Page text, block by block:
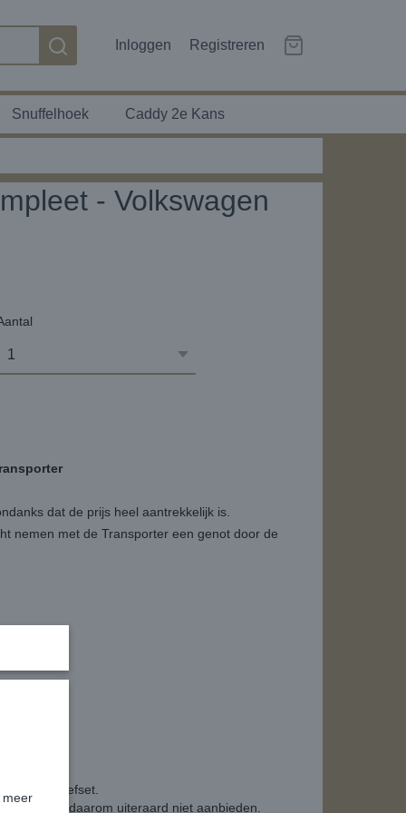
Inloggen Registreren
Snuffelhoek Caddy 2e Kans
- Volkswagen
dat de prijs heel aantrekkelijk is.
nemen met de Transporter een genot door de
schroefset.
die we daarom uiteraard niet aanbieden.
meer